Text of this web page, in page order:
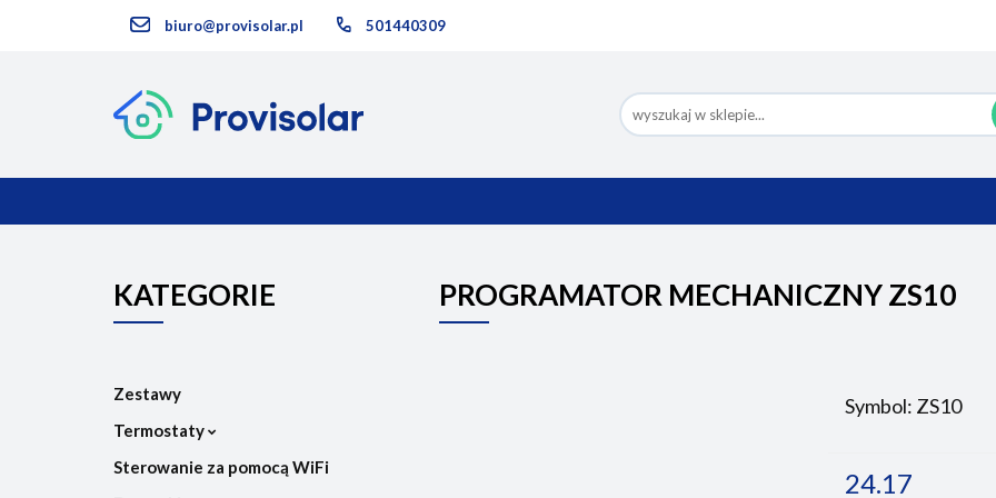
biuro@provisolar.pl 501440309
Kategorie
KATEGORIE
Zestawy
Termostaty
Sterowanie za pomocą WiFi
PROGRAMATOR MECHANICZNY ZS10
Symbol: ZS10
24.17